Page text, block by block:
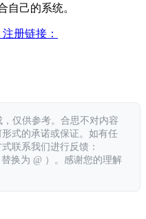
自己的系统。
册链接：
仅供参考。合思不对内容
式的承诺或保证。如有任
联系我们进行反馈：
替换为 @ ）。感谢您的理解